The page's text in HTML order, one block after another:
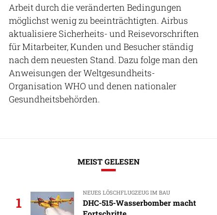
Arbeit durch die veränderten Bedingungen
möglichst wenig zu beeinträchtigten. Airbus
aktualisiere Sicherheits- und Reisevorschriften
für Mitarbeiter, Kunden und Besucher ständig
nach dem neuesten Stand. Dazu folge man den
Anweisungen der Weltgesundheits-
Organisation WHO und denen nationaler
Gesundheitsbehörden.
MEIST GELESEN
1
NEUES LÖSCHFLUGZEUG IM BAU
DHC-515-Wasserbomber macht